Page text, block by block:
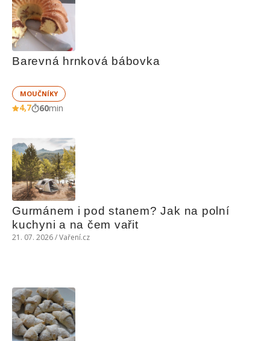
Barevná hrnková bábovka
MOUČNÍKY
4,7 60min
Gurmánem i pod stanem? Jak na polní
kuchyni a na čem vařit
21. 07. 2026 / Vaření.cz